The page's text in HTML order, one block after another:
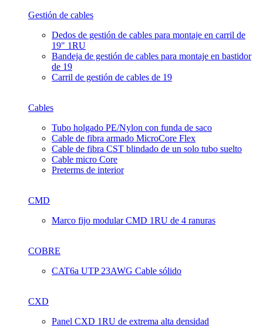
Gestión de cables
Dedos de gestión de cables para montaje en carril de
19" 1RU
Bandeja de gestión de cables para montaje en bastidor
de 19
Carril de gestión de cables de 19
Cables
Tubo holgado PE/Nylon con funda de saco
Cable de fibra armado MicroCore Flex
Cable de fibra CST blindado de un solo tubo suelto
Cable micro Core
Preterms de interior
CMD
Marco fijo modular CMD 1RU de 4 ranuras
COBRE
CAT6a UTP 23AWG Cable sólido
CXD
Panel CXD 1RU de extrema alta densidad